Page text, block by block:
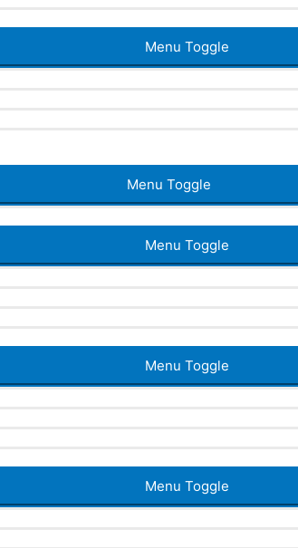
Menu Toggle
Menu Toggle
Menu Toggle
Menu Toggle
Menu Toggle